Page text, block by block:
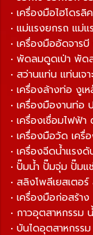
• เครื่องมือไฮโดร
• แม่แรงยกรถ แม่แ
• เครื่องมืออัดจาร
• พัดลมดูดเป่า พั
• สว่านแท่น แท่นเจ
• เครื่องล้างท่อ งู
• เครื่องมืองานท่
• เครื่องเชื่อมไฟฟ้
• เครื่องมือวัด เครื่
• เครื่องฉีดน้ำแรง
• ปั๊มน้ำ ปั๊มจุ่ม ปั๊ม
• สลิงโพลีเยสเตอ
• เครื่องมือก่อสร้าง
• กาวอุตสาหกรรม
• บันไดอุตสาหกรร